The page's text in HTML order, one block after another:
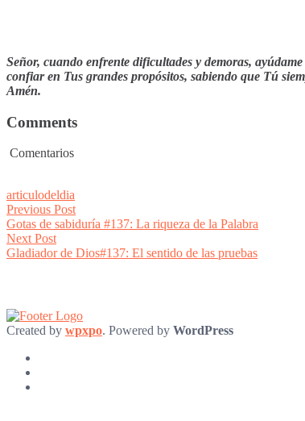
Señor, cuando enfrente dificultades y demoras,
confiar en Tus grandes propósitos, sabiendo que Tú
Amén.
Comments
Comentarios
articulodeldia
Post
navigation
Previous PostPrevious
post:
Gotas de sabiduría #137: La riqueza de la Palabra
Next PostNext
post:
Gladiador de Dios#137: El sentido de las pruebas
Created by wpxpo. Powered by WordPress